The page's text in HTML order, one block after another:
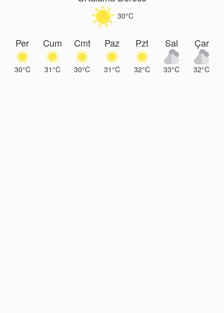
30°C
Per
30°C
Cum
31°C
Cmt
30°C
Paz
31°C
Pzt
32°C
Sal
33°C
Çar
32°C